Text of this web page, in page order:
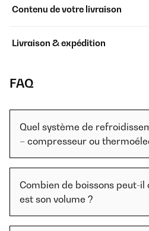
Contenu de votre livraison
Livraison & expédition
FAQ
Quel système de
– compresseur ou
Combien de boissons peut-il
est son volume ?